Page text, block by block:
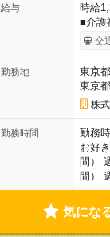
給与
時給
■介護
交
勤務地
東京
東京
株
勤務時間
勤務
お好
間）
間）
気にな